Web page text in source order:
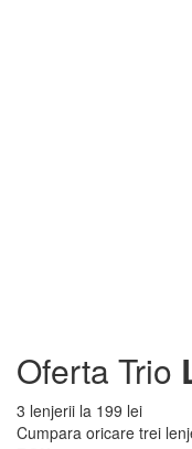
Oferta Trio
3 lenjerii la 199 lei
Cumpara oricare trei